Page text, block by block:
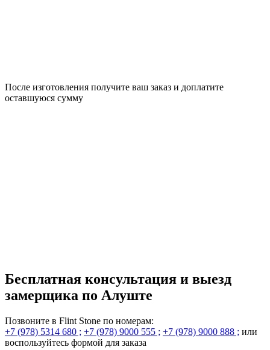
После изготовления получите ваш заказ и доплатите
оставшуюся сумму
Бесплатная консультация и выезд
замерщика по Алуште
Позвоните в Flint Stone по номерам:
+7 (978) 5314 680 ; +7 (978) 9000 555 ; +7 (978) 9000 888 ; или
воспользуйтесь формой для заказа